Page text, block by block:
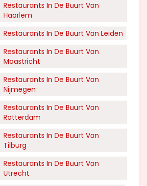
Restaurants In De Buurt Van
Haarlem
Restaurants In De Buurt Van Leiden
Restaurants In De Buurt Van
Maastricht
Restaurants In De Buurt Van
Nijmegen
Restaurants In De Buurt Van
Rotterdam
Restaurants In De Buurt Van
Tilburg
Restaurants In De Buurt Van
Utrecht